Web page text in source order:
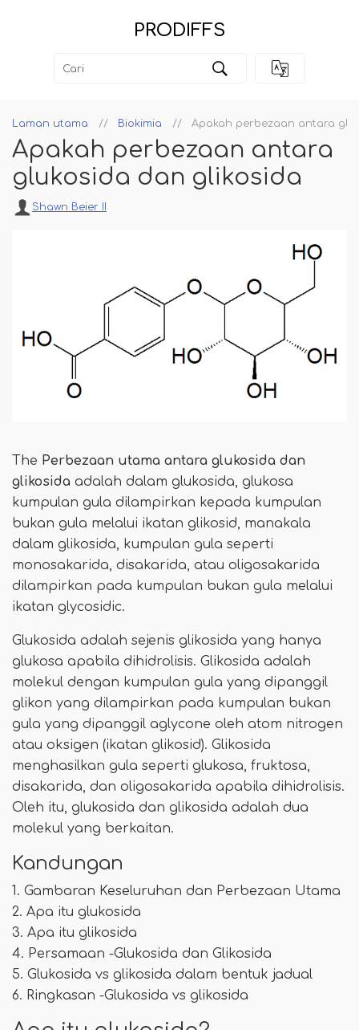
PRODIFFS
Laman utama Biokimia Apakah perbezaan antara
Apakah perbezaan antara
glukosida dan glikosida
Shawn Beier II
The Perbezaan utama antara glukosida dan
glikosida adalah dalam glukosida, glukosa
kumpulan gula dilampirkan kepada kumpulan
bukan gula melalui ikatan glikosid, manakala
dalam glikosida, kumpulan gula seperti
monosakarida, disakarida, atau oligosakarida
dilampirkan pada kumpulan bukan gula melalui
ikatan glycosidic.
Glukosida adalah sejenis glikosida yang hanya
glukosa apabila dihidrolisis. Glikosida adalah
molekul dengan kumpulan gula yang dipanggil
glikon yang dilampirkan pada kumpulan bukan
gula yang dipanggil aglycone oleh atom nitrogen
atau oksigen (ikatan glikosid). Glikosida
menghasilkan gula seperti glukosa, fruktosa,
disakarida, dan oligosakarida apabila dihidrolisis.
Oleh itu, glukosida dan glikosida adalah dua
molekul yang berkaitan.
Kandungan
1. Gambaran Keseluruhan dan Perbezaan Utama
2. Apa itu glukosida
3. Apa itu glikosida
4. Persamaan -Glukosida dan Glikosida
5. Glukosida vs glikosida dalam bentuk jadual
6. Ringkasan -Glukosida vs glikosida